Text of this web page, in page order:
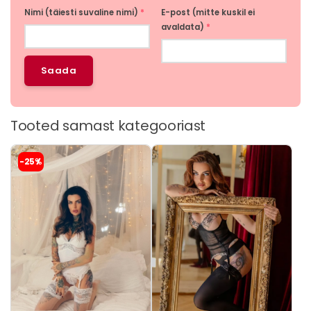
Nimi (täiesti suvaline nimi) *
E-post (mitte kuskil ei
avaldata) *
Tooted samast kategooriast
-25%
Sellel
tootel
on
Valikuid
teha
tootelehel.
Sellel
tootel
mitu
varianti.
Valikuid
saab
teha
tootelehel.